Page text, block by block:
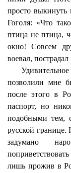
просто выкинуть
Гоголя: «Что
птица не птица,
окно! Совсем
воевал,
позволили мне
после этого в
паспорт, но
подобными тем,
русской
задумано
лишь прожив в